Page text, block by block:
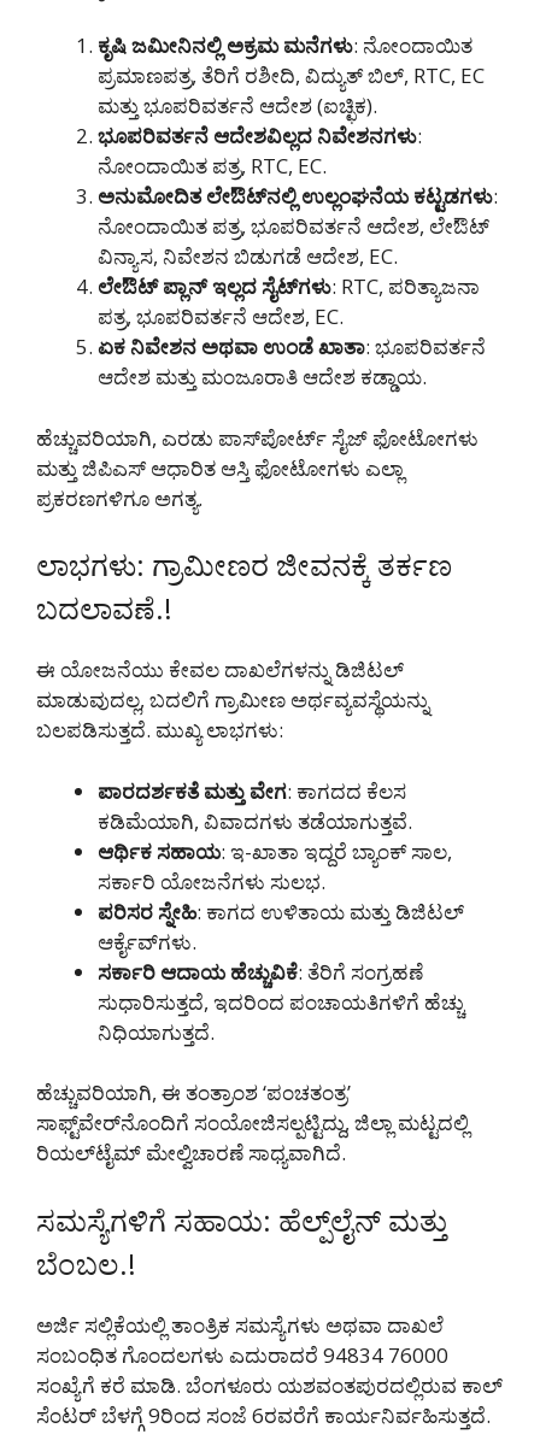
ಕೃಷಿ ಜಮೀನಿನಲ್ಲಿ ಅಕ್ರಮ ಮನೆಗಳು: ನೋಂದಾಯಿತ
ಪ್ರಮಾಣಪತ್ರ, ತೆರಿಗೆ ರಶೀದಿ, ವಿದ್ಯುತ್ ಬಿಲ್, RTC, EC
ಮತ್ತು ಭೂಪರಿವರ್ತನೆ ಆದೇಶ (ಐಚ್ಛಿಕ).
ಭೂಪರಿವರ್ತನೆ ಆದೇಶವಿಲ್ಲದ ನಿವೇಶನಗಳು:
ನೋಂದಾಯಿತ ಪತ್ರ, RTC, EC.
ಅನುಮೋದಿತ ಲೇಔಟ್‌ನಲ್ಲಿ ಉಲ್ಲಂಘನೆಯ ಕಟ್ಟಡಗಳು:
ನೋಂದಾಯಿತ ಪತ್ರ, ಭೂಪರಿವರ್ತನೆ ಆದೇಶ, ಲೇಔಟ್
ವಿನ್ಯಾಸ, ನಿವೇಶನ ಬಿಡುಗಡೆ ಆದೇಶ, EC.
ಲೇಔಟ್ ಪ್ಲಾನ್ ಇಲ್ಲದ ಸೈಟ್‌ಗಳು: RTC, ಪರಿತ್ಯಾಜನಾ
ಪತ್ರ, ಭೂಪರಿವರ್ತನೆ ಆದೇಶ, EC.
ಏಕ ನಿವೇಶನ ಅಥವಾ ಉಂಡೆ ಖಾತಾ: ಭೂಪರಿವರ್ತನೆ
ಆದೇಶ ಮತ್ತು ಮಂಜೂರಾತಿ ಆದೇಶ ಕಡ್ಡಾಯ.
ಹೆಚ್ಚುವರಿಯಾಗಿ, ಎರಡು ಪಾಸ್‌ಪೋರ್ಟ್ ಸೈಜ್ ಫೋಟೋಗಳು
ಮತ್ತು ಜಿಪಿಎಸ್ ಆಧಾರಿತ ಆಸ್ತಿ ಫೋಟೋಗಳು ಎಲ್ಲಾ
ಪ್ರಕರಣಗಳಿಗೂ ಅಗತ್ಯ.
ಲಾಭಗಳು: ಗ್ರಾಮೀಣರ ಜೀವನಕ್ಕೆ ತರ್ಕಣ
ಬದಲಾವಣೆ.!
ಈ ಯೋಜನೆಯು ಕೇವಲ ದಾಖಲೆಗಳನ್ನು ಡಿಜಿಟಲ್
ಮಾಡುವುದಲ್ಲ, ಬದಲಿಗೆ ಗ್ರಾಮೀಣ ಅರ್ಥವ್ಯವಸ್ಥೆಯನ್ನು
ಬಲಪಡಿಸುತ್ತದೆ. ಮುಖ್ಯ ಲಾಭಗಳು:
ಪಾರದರ್ಶಕತೆ ಮತ್ತು ವೇಗ: ಕಾಗದದ ಕೆಲಸ
ಕಡಿಮೆಯಾಗಿ, ವಿವಾದಗಳು ತಡೆಯಾಗುತ್ತವೆ.
ಆರ್ಥಿಕ ಸಹಾಯ: ಇ-ಖಾತಾ ಇದ್ದರೆ ಬ್ಯಾಂಕ್ ಸಾಲ,
ಸರ್ಕಾರಿ ಯೋಜನೆಗಳು ಸುಲಭ.
ಪರಿಸರ ಸ್ನೇಹಿ: ಕಾಗದ ಉಳಿತಾಯ ಮತ್ತು ಡಿಜಿಟಲ್
ಆರ್ಕೈವ್‌ಗಳು.
ಸರ್ಕಾರಿ ಆದಾಯ ಹೆಚ್ಚುವಿಕೆ: ತೆರಿಗೆ ಸಂಗ್ರಹಣೆ
ಸುಧಾರಿಸುತ್ತದೆ, ಇದರಿಂದ ಪಂಚಾಯತಿಗಳಿಗೆ ಹೆಚ್ಚು
ನಿಧಿಯಾಗುತ್ತದೆ.
ಹೆಚ್ಚುವರಿಯಾಗಿ, ಈ ತಂತ್ರಾಂಶ ‘ಪಂಚತಂತ್ರ’
ಸಾಫ್ಟ್‌ವೇರ್‌ನೊಂದಿಗೆ ಸಂಯೋಜಿಸಲ್ಪಟ್ಟಿದ್ದು, ಜಿಲ್ಲಾ ಮಟ್ಟದಲ್ಲಿ
ರಿಯಲ್‌ಟೈಮ್ ಮೇಲ್ವಿಚಾರಣೆ ಸಾಧ್ಯವಾಗಿದೆ.
ಸಮಸ್ಯೆಗಳಿಗೆ ಸಹಾಯ: ಹೆಲ್ಪ್‌ಲೈನ್ ಮತ್ತು
ಬೆಂಬಲ.!
ಅರ್ಜಿ ಸಲ್ಲಿಕೆಯಲ್ಲಿ ತಾಂತ್ರಿಕ ಸಮಸ್ಯೆಗಳು ಅಥವಾ ದಾಖಲೆ
ಸಂಬಂಧಿತ ಗೊಂದಲಗಳು ಎದುರಾದರೆ 94834 76000
ಸಂಖ್ಯೆಗೆ ಕರೆ ಮಾಡಿ. ಬೆಂಗಳೂರು ಯಶವಂತಪುರದಲ್ಲಿರುವ ಕಾಲ್
ಸೆಂಟರ್ ಬೆಳಗ್ಗೆ 9ರಿಂದ ಸಂಜೆ 6ರವರೆಗೆ ಕಾರ್ಯನಿರ್ವಹಿಸುತ್ತದೆ.